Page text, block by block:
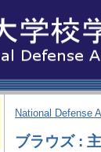
National Defense
ブラウズ :